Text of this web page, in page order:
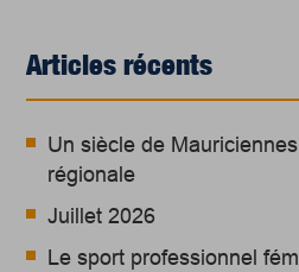
Articles récents
Un siècle de
régionale
Juillet 2026
Le sport professionnel